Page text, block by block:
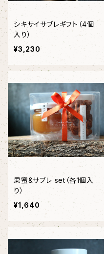
シキサイサブレギフト（4個
入り）
¥3,230
果蜜&サブレ set（各1個入
り）
¥1,640